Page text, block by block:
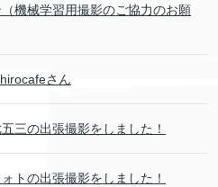
機械学習用撮影のご協力のお願
さん
三の出張撮影をしました！
トの出張撮影をしました！